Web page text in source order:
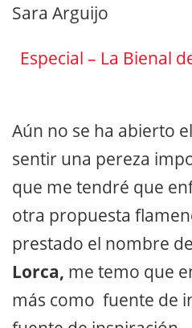
Sara Arguijo
Especial – La Bienal
Aún no se ha abierto
sentir una pereza
que me tendré que
otra propuesta
prestado el nombre de
Lorca, me temo que
más como fuente de